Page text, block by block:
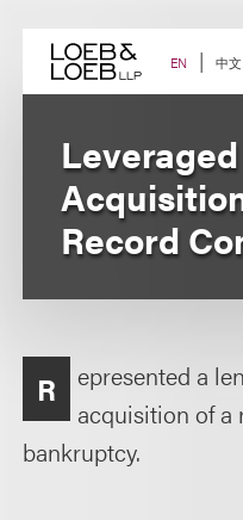
content EN 中文
Leveraged
Record
R
epresented a
acquisition of a
bankruptcy.